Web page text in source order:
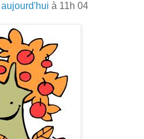
aujourd'hui à 11h 04